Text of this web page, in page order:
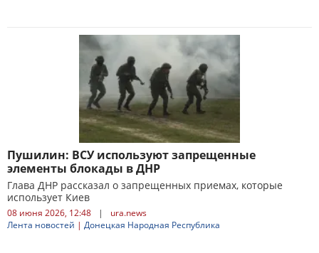
Пушилин: ВСУ используют запрещенные
элементы блокады в ДНР
Глава ДНР рассказал о запрещенных приемах, которые
использует Киев
08 июня 2026, 12:48 |
ura.news
Лента новостей | Донецкая Народная Республика